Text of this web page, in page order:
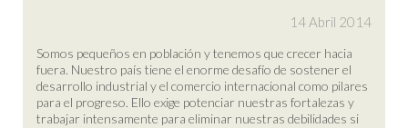
14 Abril 2014
Somos pequeños en población y tenemos que crecer hacia
fuera. Nuestro país tiene el enorme desafío de sostener el
desarrollo industrial y el comercio internacional como pilares
para el progreso. Ello exige potenciar nuestras fortalezas y
trabajar intensamente para eliminar nuestras debilidades si